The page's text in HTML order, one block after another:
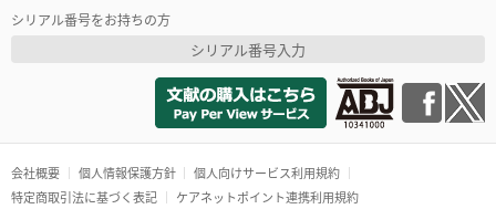
シリアル番号をお持ちの方
シリアル番号入力
会社概要 個人情報保護方針
個人向けサービス利用規約
特定商取引法に基づく表記
ケアネットポイント連携利用規約